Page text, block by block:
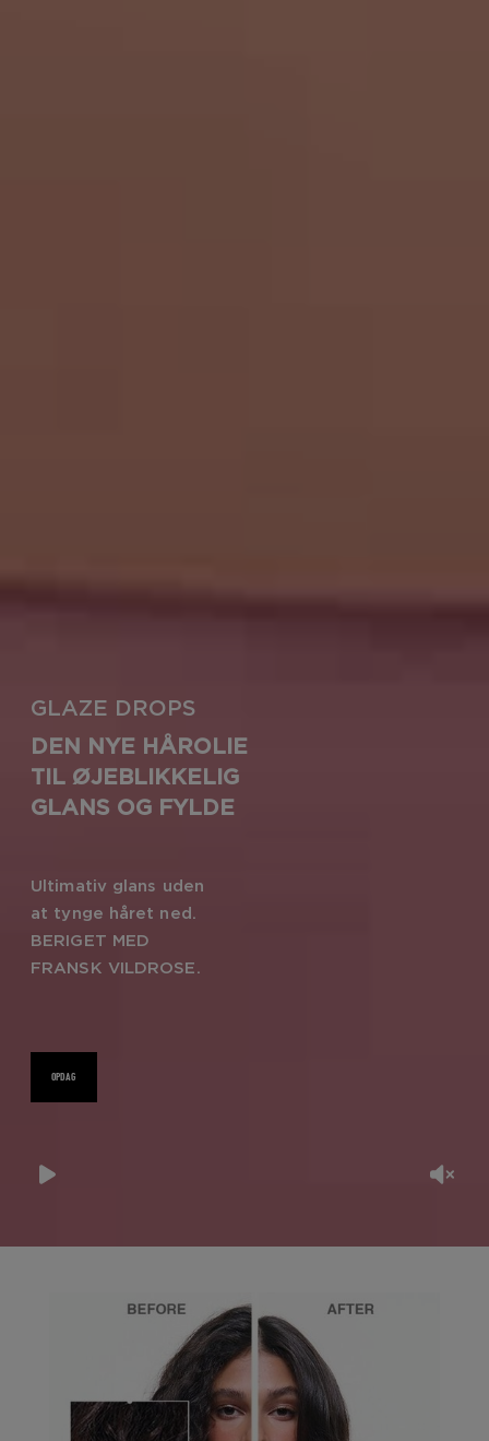
GLAZE DROPS
DEN NYE HÅROLIE
TIL ØJEBLIKKELIG
GLANS OG FYLDE
Ultimativ glans uden
at tynge håret ned.
BERIGET MED
FRANSK VILDROSE.
OPDAG